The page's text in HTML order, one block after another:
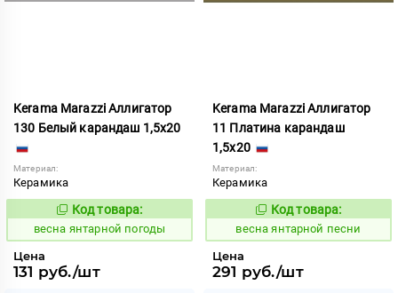
Kerama Marazzi Аллигатор
130 Белый карандаш 1,5x20
Материал:
Керамика
109196
Код товара:
весна янтарной погоды
Цена
131 руб./шт
Kerama Marazzi Аллигатор
11 Платина карандаш
1,5x20
Материал:
Керамика
109194
Код товара:
весна янтарной песни
Цена
291 руб./шт